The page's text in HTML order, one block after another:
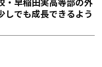
・早稲田実高等部の外
しでも成長できるよう